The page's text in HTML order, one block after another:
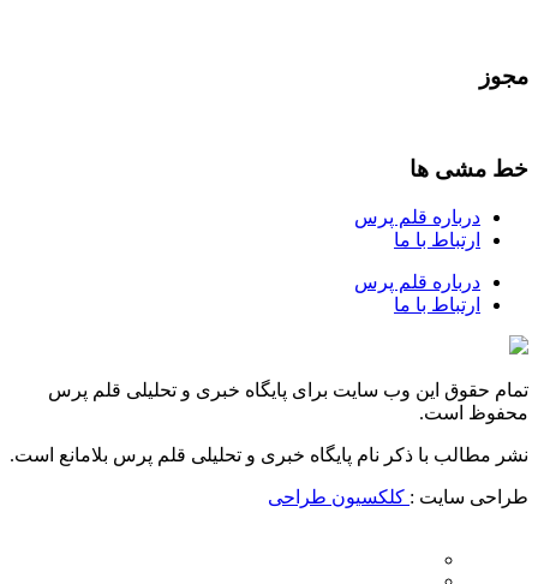
مجوز
خط مشی ها
درباره قلم پرس
ارتباط با ما
درباره قلم پرس
ارتباط با ما
تمام حقوق این وب سایت برای پایگاه خبری و تحلیلی قلم پرس
محفوظ است.
نشر مطالب با ذکر نام پایگاه خبری و تحلیلی قلم پرس بلامانع است.
طراحی سایت : کلکسیون طراحی